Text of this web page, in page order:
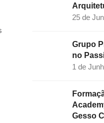
25 de
Grupo
no
1 de
Gesso